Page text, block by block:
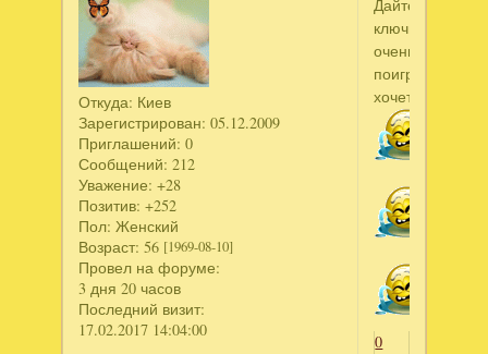
Откуда: Киев
Зарегистрирован: 05.12.2009
Приглашений: 0
Сообщений: 212
Уважение: +28
Позитив: +252
Пол: Женский
Возраст: 56 [1969-08-10]
Провел на форуме:
3 дня 20 часов
Последний визит:
17.02.2017 14:04:00
Дайте
ключики,
очень
поиграть
хочется
0